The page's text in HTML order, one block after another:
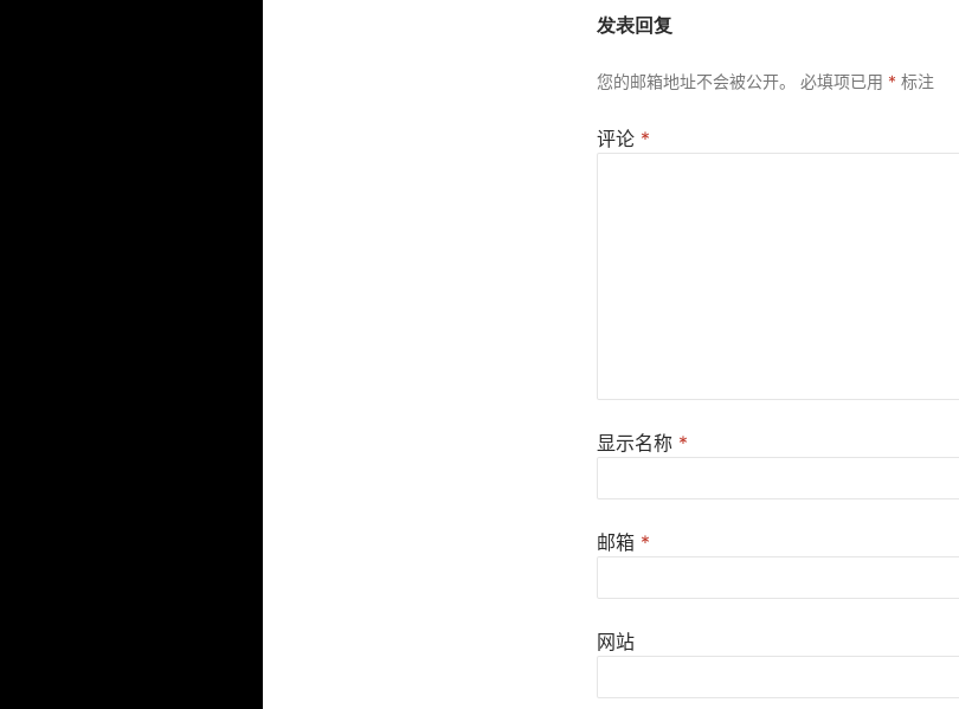
发表回复
您的邮箱地址不会被公开。 必填项已用 * 标注
评论 *
显示名称 *
邮箱 *
网站